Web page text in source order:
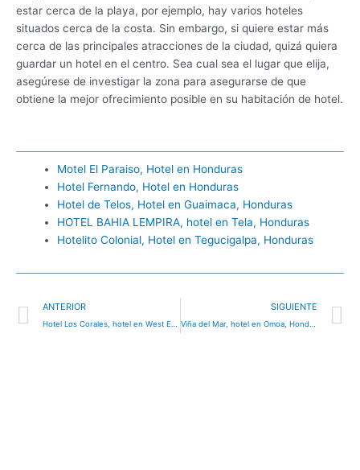
estar cerca de la playa, por ejemplo, hay varios hoteles
situados cerca de la costa. Sin embargo, si quiere estar más
cerca de las principales atracciones de la ciudad, quizá quiera
guardar un hotel en el centro. Sea cual sea el lugar que elija,
asegúrese de investigar la zona para asegurarse de que
obtiene la mejor ofrecimiento posible en su habitación de hotel.
Motel El Paraiso, Hotel en Honduras
Hotel Fernando, Hotel en Honduras
Hotel de Telos, Hotel en Guaimaca, Honduras
HOTEL BAHIA LEMPIRA, hotel en Tela, Honduras
Hotelito Colonial, Hotel en Tegucigalpa, Honduras
Ant
ANTERIOR SIGUIENTE